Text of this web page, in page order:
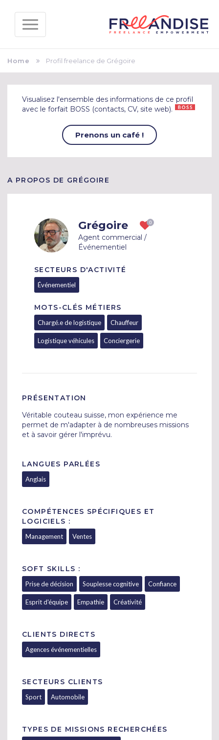
Home Profil freelance de Grégoire
Visualisez l'ensemble des informations de ce profil
avec le forfait BOSS (contacts, CV, site web).
Prenons un café !
A PROPOS DE GRÉGOIRE
Grégoire
Agent commercial /
Événementiel
SECTEURS D'ACTIVITÉ
Événementiel
MOTS-CLÉS MÉTIERS
Chargé.e de logistique Chauffeur
Logistique véhicules Conciergerie
PRÉSENTATION
Véritable couteau suisse, mon expérience me
permet de m'adapter à de nombreuses missions
et à savoir gérer l'imprévu.
LANGUES PARLÉES
Anglais
COMPÉTENCES SPÉCIFIQUES ET
LOGICIELS :
Management Ventes
SOFT SKILLS :
Prise de décision Souplesse cognitive Confiance
Esprit d'équipe Empathie Créativité
CLIENTS DIRECTS
Agences événementielles
SECTEURS CLIENTS
Sport Automobile
TYPES DE MISSIONS RECHERCHÉES